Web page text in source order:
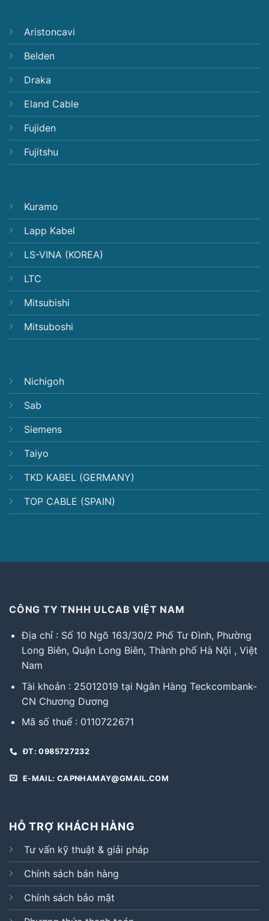
Aristoncavi
Belden
Draka
Eland Cable
Fujiden
Fujitshu
Kuramo
Lapp Kabel
LS-VINA (KOREA)
LTC
Mitsubishi
Mitsuboshi
Nichigoh
Sab
Siemens
Taiyo
TKD KABEL (GERMANY)
TOP CABLE (SPAIN)
CÔNG TY TNHH ULCAB VIỆT NAM
Địa chỉ : Số 10 Ngõ 163/30/2 Phố Tư Đình, Phường
Long Biên, Quận Long Biên, Thành phố Hà Nội , Việt
Nam
Tài khoản : 25012019 tại Ngân Hàng Teckcombank-
CN Chương Dương
Mã số thuế : 0110722671
ĐT: 0985727232
E-MAIL: CAPNHAMAY@GMAIL.COM
HỖ TRỢ KHÁCH HÀNG
Tư vấn kỹ thuật & giải pháp
Chính sách bán hàng
Chính sách bảo mật